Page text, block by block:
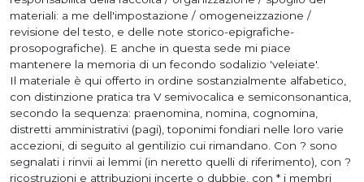
materiali: a me dell'impostazione / omogeneizzazione /
revisione del testo, e delle note storico-epigrafiche-
prosopografiche). E anche in questa sede mi piace
mantenere la memoria di un fecondo sodalizio 'veleiate'.
Il materiale è qui offerto in ordine sostanzialmente alfabetico,
con distinzione pratica tra V semivocalica e semiconsonantica,
secondo la sequenza: praenomina, nomina, cognomina,
distretti amministrativi (pagi), toponimi fondiari nelle loro varie
accezioni, di seguito al gentilizio cui rimandano. Con ? sono
segnalati i rinvii ai lemmi (in neretto quelli di riferimento), con ?
ricostruzioni e attribuzioni incerte o dubbie, con * i membri